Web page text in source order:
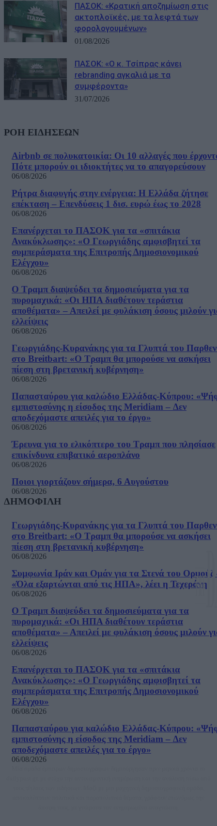
ΠΑΣΟΚ: «Κρατική αποζημίωση στις
ακτοπλοϊκές, με τα λεφτά των
φορολογουμένων»
01/08/2026
ΠΑΣΟΚ: «Ο κ. Τσίπρας κάνει
rebranding αγκαλιά με τα
συμφέροντα»
31/07/2026
ΡΟΗ ΕΙΔΗΣΕΩΝ
Airbnb σε πολυκατοικία: Οι 10 αλλαγές που
Πότε μπορούν οι ιδιοκτήτες να το απαγορεύσουν
06/08/2026
Ρήτρα διαφυγής στην ενέργεια: Η Ελλάδα ζήτησε
επέκταση – Επενδύσεις 1 δισ. ευρώ έως το 2028
06/08/2026
Επανέρχεται το ΠΑΣΟΚ για τα «σπιτάκια
Ανακύκλωσης»: «Ο Γεωργιάδης αμφισβητεί τα
συμπεράσματα της Επιτροπής Δημοσιονομικού
Ελέγχου»
06/08/2026
Ο Τραμπ διαψεύδει τα δημοσιεύματα για τα
πυρομαχικά: «Οι ΗΠΑ διαθέτουν τεράστια
αποθέματα» – Απειλεί με φυλάκιση όσους μιλούν
ελλείψεις
06/08/2026
Γεωργιάδης-Κυρανάκης για τα Γλυπτά του
στο Breitbart: «Ο Τραμπ θα μπορούσε να ασκήσει
πίεση στη βρετανική κυβέρνηση»
06/08/2026
Παπασταύρου για καλώδιο Ελλάδας-Κύπρου:
εμπιστοσύνης η είσοδος της Meridiam – Δεν
αποδεχόμαστε απειλές για το έργο»
06/08/2026
Έρευνα για το ελικόπτερο του Τραμπ που πλησίασε
επικίνδυνα επιβατικό αεροπλάνο
06/08/2026
Ποιοι γιορτάζουν σήμερα, 6 Αυγούστου
06/08/2026
ΔΗΜΟΦΙΛΗ
Γεωργιάδης-Κυρανάκης για τα Γλυπτά του
στο Breitbart: «Ο Τραμπ θα μπορούσε να ασκήσει
πίεση στη βρετανική κυβέρνηση»
06/08/2026
Συμφωνία Ιράν και Ομάν για τα Στενά του Ορμούζ
«Όλα εξαρτώνται από τις ΗΠΑ», λέει η Τεχεράνη
06/08/2026
Ο Τραμπ διαψεύδει τα δημοσιεύματα για τα
πυρομαχικά: «Οι ΗΠΑ διαθέτουν τεράστια
αποθέματα» – Απειλεί με φυλάκιση όσους μιλούν
ελλείψεις
06/08/2026
Επανέρχεται το ΠΑΣΟΚ για τα «σπιτάκια
Ανακύκλωσης»: «Ο Γεωργιάδης αμφισβητεί τα
συμπεράσματα της Επιτροπής Δημοσιονομικού
Ελέγχου»
06/08/2026
Παπασταύρου για καλώδιο Ελλάδας-Κύπρου:
εμπιστοσύνης η είσοδος της Meridiam – Δεν
αποδεχόμαστε απειλές για το έργο»
06/08/2026